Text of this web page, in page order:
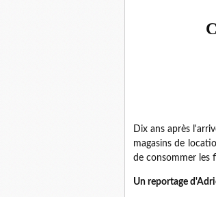
Dix ans après
magasins de
de consommer les
Un reportage